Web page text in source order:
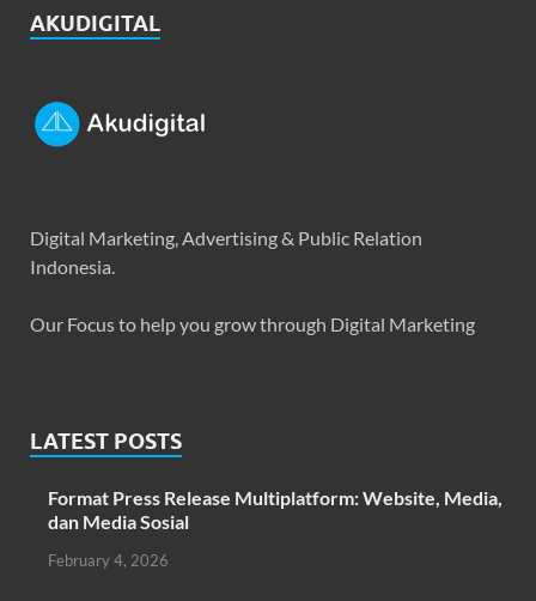
AKUDIGITAL
Digital Marketing, Advertising & Public Relation
Indonesia.
Our Focus to help you grow through Digital Marketing
LATEST POSTS
Format Press Release Multiplatform: Website, Media,
dan Media Sosial
February 4, 2026